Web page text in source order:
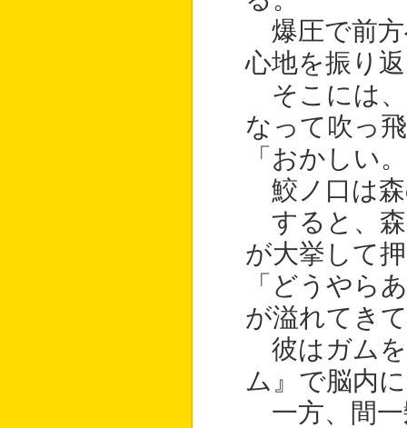
爆圧で前方
心地を振り
そこには、
なって吹っ
「おかしい
鮫ノ口は森
すると、森
が大挙して
「どうやら
が溢れてき
彼はガムを
ム』で脳内
一方、間一